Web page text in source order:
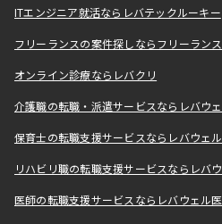
ITエンジニア就活ならレバテックルーキー
フリーランスの案件探しならフリーラン
オンライン診療ならレバクリ
介護職の転職・派遣サービスならレバウ
保育士の転職支援サービスならレバウェ
リハビリ職の転職支援サービスならレバ
医師の転職支援サービスならレバウェル